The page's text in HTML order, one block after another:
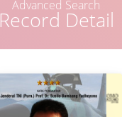
Record Detail
Advanced Search